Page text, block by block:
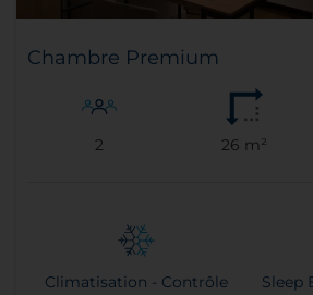
Chambre Premium
2 26 m²
Climatisation - Contrôle
Sleep